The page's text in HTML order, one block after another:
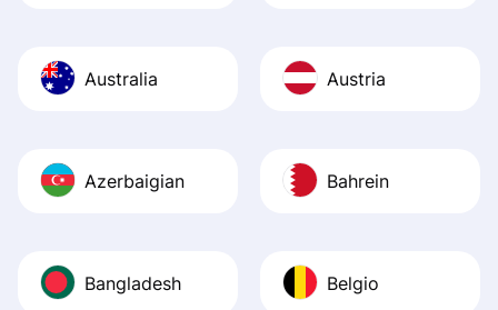
Australia Austria
Azerbaigian Bahrein
Bangladesh Belgio